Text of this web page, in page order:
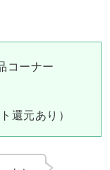
コーナー
還元あり）